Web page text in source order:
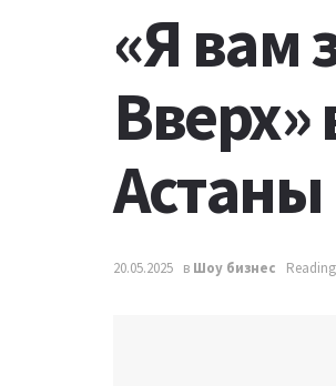
«Я вам
Вверх»
Астаны
20.05.2025 в Шоу бизнес